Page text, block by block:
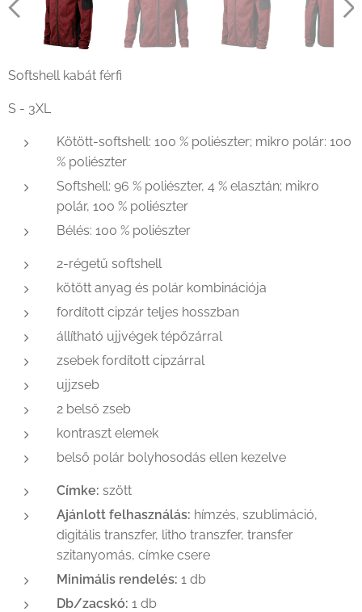
Softshell kabát férfi
S - 3XL
Kötött-softshell: 100 % poliészter; mikro polár: 100
% poliészter
Softshell: 96 % poliészter, 4 % elasztán; mikro
polár, 100 % poliészter
Bélés: 100 % poliészter
2-régetű softshell
kötött anyag és polár kombinációja
fordított cipzár teljes hosszban
állítható ujjvégek tépőzárral
zsebek fordított cipzárral
ujjzseb
2 belső zseb
kontraszt elemek
belső polár bolyhosodás ellen kezelve
Címke: szött
Ajánlott felhasználás: hímzés, szublimáció,
digitális transzfer, litho transzfer, transfer
szitanyomás, címke csere
Minimális rendelés: 1 db
Db/zacskó: 1 db